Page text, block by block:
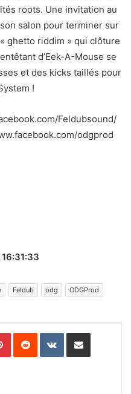
roots. Une invitation au
salon pour terminer sur
ghetto riddim » qui clôture
d’Eek-A-Mouse se
et des kicks taillés pour
!
Feldubsound/
odgprod
Feldub odg
ODGProd
PinterestReddit VKontakteShare via Email